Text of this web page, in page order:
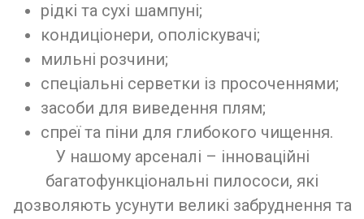
рідкі та сухі шампуні;
кондиціонери, ополіскувачі;
мильні розчини;
спеціальні серветки із просоченнями;
засоби для виведення плям;
спреї та піни для глибокого чищення.
У нашому арсеналі – інноваційні
багатофункціональні пилососи, які
дозволяють усунути великі забруднення та